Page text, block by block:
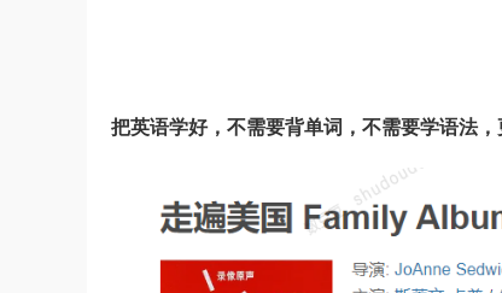
把英语学好，不需要背单词，不需要学语法